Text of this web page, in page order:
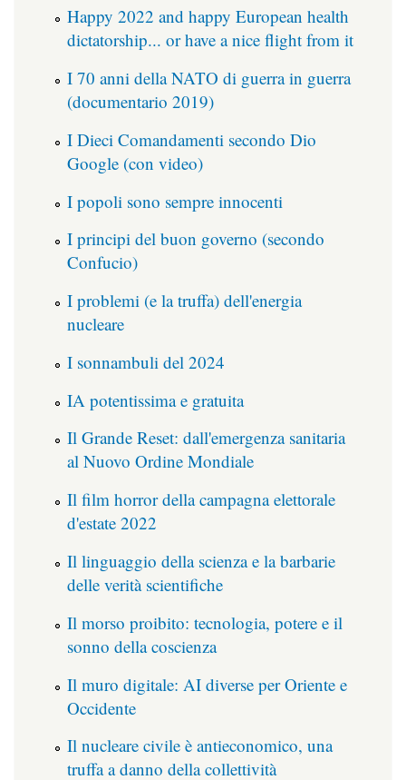
Happy 2022 and happy European health
dictatorship... or have a nice flight from it
I 70 anni della NATO di guerra in guerra
(documentario 2019)
I Dieci Comandamenti secondo Dio
Google (con video)
I popoli sono sempre innocenti
I principi del buon governo (secondo
Confucio)
I problemi (e la truffa) dell'energia
nucleare
I sonnambuli del 2024
IA potentissima e gratuita
Il Grande Reset: dall'emergenza sanitaria
al Nuovo Ordine Mondiale
Il film horror della campagna elettorale
d'estate 2022
Il linguaggio della scienza e la barbarie
delle verità scientifiche
Il morso proibito: tecnologia, potere e il
sonno della coscienza
Il muro digitale: AI diverse per Oriente e
Occidente
Il nucleare civile è antieconomico, una
truffa a danno della collettività